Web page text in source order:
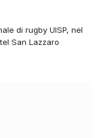
di rugby UISP, nel
San Lazzaro